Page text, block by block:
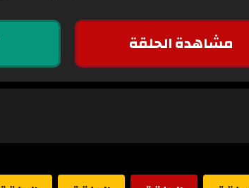
مشاهدة الحلقة